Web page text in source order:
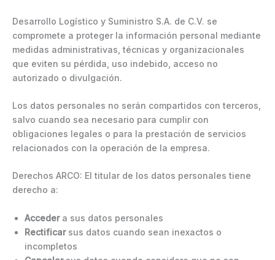
Desarrollo Logístico y Suministro S.A. de C.V. se
compromete a proteger la información personal mediante
medidas administrativas, técnicas y organizacionales
que eviten su pérdida, uso indebido, acceso no
autorizado o divulgación.
Los datos personales no serán compartidos con terceros,
salvo cuando sea necesario para cumplir con
obligaciones legales o para la prestación de servicios
relacionados con la operación de la empresa.
Derechos ARCO: El titular de los datos personales tiene
derecho a:
Accedera sus datos personales
Rectificarsus datos cuando sean inexactos o
incompletos